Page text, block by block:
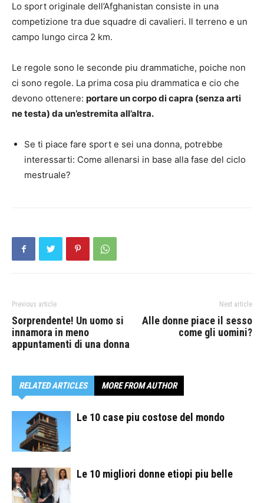
Lo sport originale dell’Afghanistan consiste in una
competizione tra due squadre di cavalieri. Il terreno e un
campo lungo circa 2 km.
Le regole sono le seconde piu drammatiche, poiche non
ci sono regole. La prima cosa piu drammatica e cio che
devono ottenere: portare un corpo di capra (senza arti
ne testa) da un’estremita all’altra.
Se ti piace fare sport e sei una donna, potrebbe
interessarti: Come allenarsi in base alla fase del ciclo
mestruale?
Previous article
Sorprendente! Un uomo si
innamora in meno
appuntamenti di una donna
Next article
Alle donne piace il sesso
come gli uomini?
RELATED ARTICLES MORE FROM AUTHOR
Le 10 case piu costose del mondo
Le 10 migliori donne etiopi piu belle